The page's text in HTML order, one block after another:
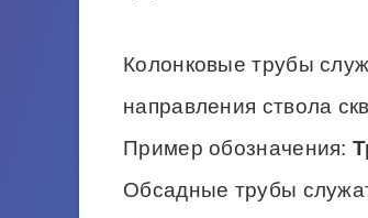
Колонковые трубы
направления ствола
Пример обозначения:
Обсадные трубы